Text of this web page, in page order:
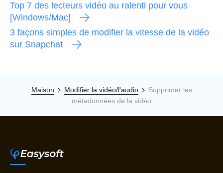
Top 7 des lecteurs vidéo au ralenti pour vous
[Windows/Mac]
3 façons simples de modifier la vitesse de la vidéo
sur Snapchat
Maison Modifier la vidéo/l'audio
Supprimer les
métadonnées de la vidéo